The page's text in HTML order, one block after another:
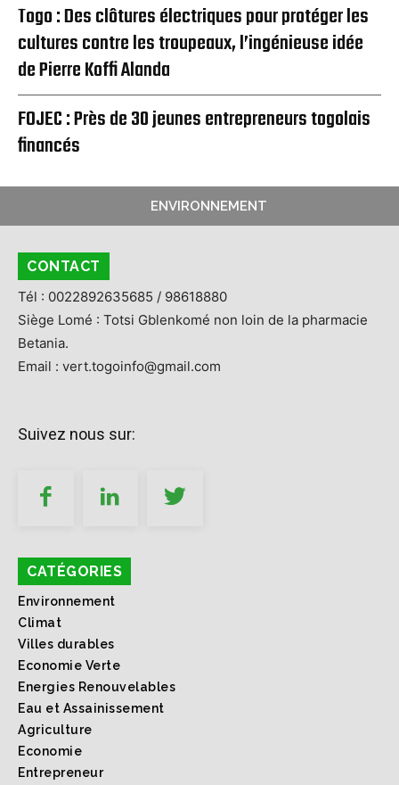
Togo : Des clôtures électriques pour protéger les
cultures contre les troupeaux, l’ingénieuse idée
de Pierre Koffi Alanda
FOJEC : Près de 30 jeunes entrepreneurs togolais
financés
ENVIRONNEMENT
CONTACT
Tél : 0022892635685 / 98618880
Siège Lomé : Totsi Gblenkomé non loin de la pharmacie
Betania.
Email : vert.togoinfo@gmail.com
Suivez nous sur:
CATÉGORIES
Environnement
Climat
Villes durables
Economie Verte
Energies Renouvelables
Eau et Assainissement
Agriculture
Economie
Entrepreneur